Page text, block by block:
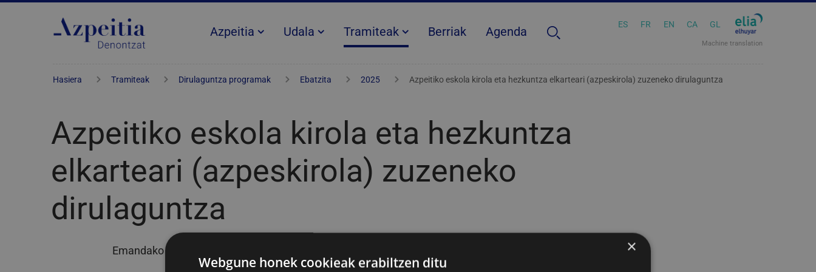
Azpeitia Udala Tramiteak Berriak Agenda ES FR EN CA GL
Machine translation
Hasiera Tramiteak Dirulaguntza programak Ebatzita 2025 Azpeitiko eskola kirola eta hezkuntza elkarteari (azpeskirola) zuzeneko dirulaguntza
Azpeitiko eskola kirola eta hezkuntza
elkarteari (azpeskirola) zuzeneko
dirulaguntza
Emandako laguntzaren publizitatea ×
Webgune honek cookieak erabiltzen ditu